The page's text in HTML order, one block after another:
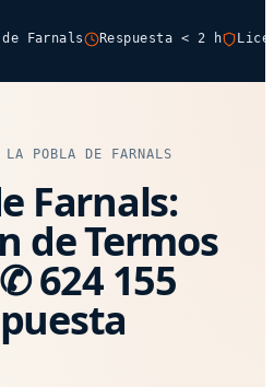
Farnals Respuesta < 2 h
POBLA DE FARNALS
Farnals:
de Termos
624 155